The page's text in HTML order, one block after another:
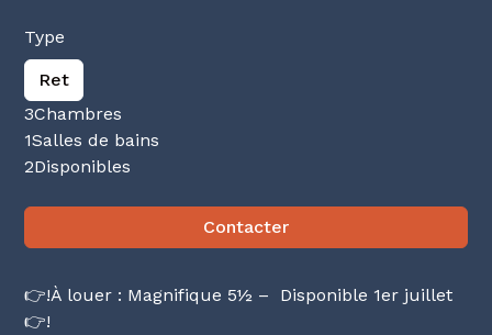
👉!À louer : Magnifique 5½ – Disponible 1er juillet
👉!
Type
Ret
3Chambres
1Salles de bains
2Disponibles
Contacter